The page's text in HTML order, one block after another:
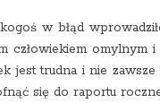
w błąd
człowiekiem omylnym
jest trudna i nie
się do raportu